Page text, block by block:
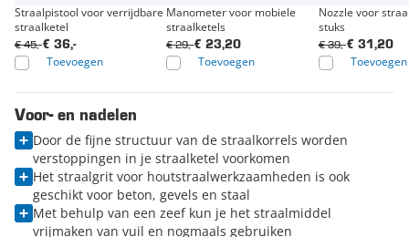
Straalpistool voor verrijdbare
straalketel
€ 36,-
€ 45,-
Toevoegen
Manometer voor mobiele
straalketels
€ 23,20
€ 29,-
Toevoegen
Nozzle voor
stuks
€ 31,20
€ 39,-
Toevoegen
Voor- en nadelen
Door de fijne structuur van de straalkorrels worden
verstoppingen in je straalketel voorkomen
Het straalgrit voor houtstraalwerkzaamheden is ook
geschikt voor beton, gevels en staal
Met behulp van een zeef kun je het straalmiddel
vrijmaken van vuil en nogmaals gebruiken